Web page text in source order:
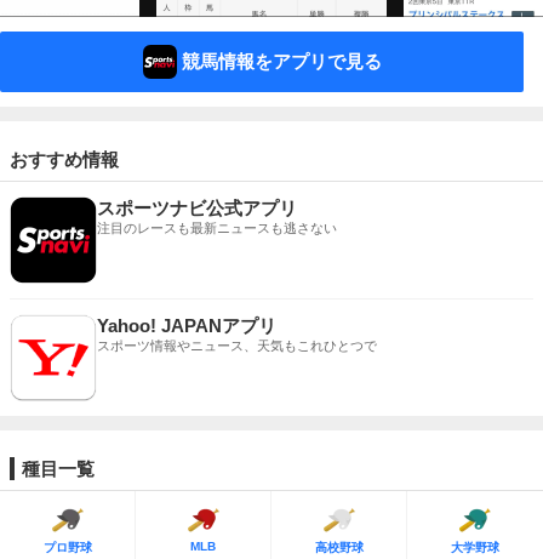
競馬情報をアプリで見る
おすすめ情報
スポーツナビ公式アプリ
注目のレースも最新ニュースも逃さない
Yahoo! JAPANアプリ
スポーツ情報やニュース、天気もこれひとつで
種目一覧
プロ野球 MLB 高校野球 大学野球